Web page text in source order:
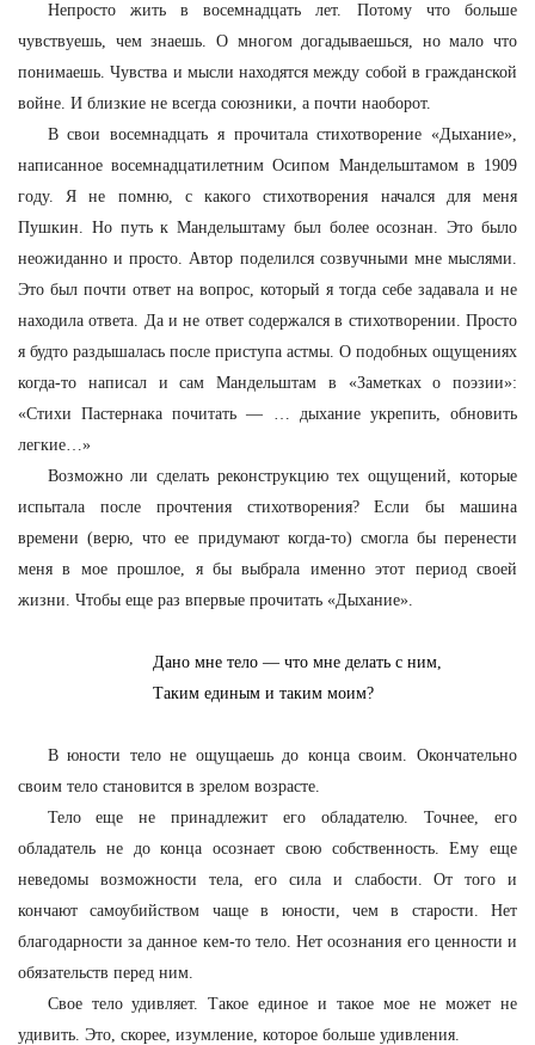
Непросто жить в восемнадцать лет. Потому что больше
чувствуешь, чем знаешь. О многом догадываешься, но мало что
понимаешь. Чувства и мысли находятся между собой в гражданской
войне. И близкие не всегда союзники, а почти наоборот.
В свои восемнадцать я прочитала стихотворение «Дыхание»,
написанное восемнадцатилетним Осипом Мандельштамом в 1909
году. Я не помню, с какого стихотворения начался для меня
Пушкин. Но путь к Мандельштаму был более осознан. Это было
неожиданно и просто. Автор поделился созвучными мне мыслями.
Это был почти ответ на вопрос, который я тогда себе задавала и не
находила ответа. Да и не ответ содержался в стихотворении. Просто
я будто раздышалась после приступа астмы. О подобных ощущениях
когда-то написал и сам Мандельштам в «Заметках о поэзии»:
«Стихи Пастернака почитать — … дыхание укрепить, обновить
легкие…»
Возможно ли сделать реконструкцию тех ощущений, которые
испытала после прочтения стихотворения? Если бы машина
времени (верю, что ее придумают когда-то) смогла бы перенести
меня в мое прошлое, я бы выбрала именно этот период своей
жизни. Чтобы еще раз впервые прочитать «Дыхание».
Дано мне тело — что мне делать с ним,
Таким единым и таким моим?
В юности тело не ощущаешь до конца своим. Окончательно
своим тело становится в зрелом возрасте.
Тело еще не принадлежит его обладателю. Точнее, его
обладатель не до конца осознает свою собственность. Ему еще
неведомы возможности тела, его сила и слабости. От того и
кончают самоубийством чаще в юности, чем в старости. Нет
благодарности за данное кем-то тело. Нет осознания его ценности и
обязательств перед ним.
Свое тело удивляет. Такое единое и такое мое не может не
удивить. Это, скорее, изумление, которое больше удивления.